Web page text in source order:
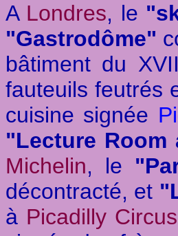
A Londres, le
"Gastrodôme"
bâtiment du
fauteuils feutrés
cuisine signée
"Lecture Room
Michelin, le
décontracté, et
à Picadilly Circus